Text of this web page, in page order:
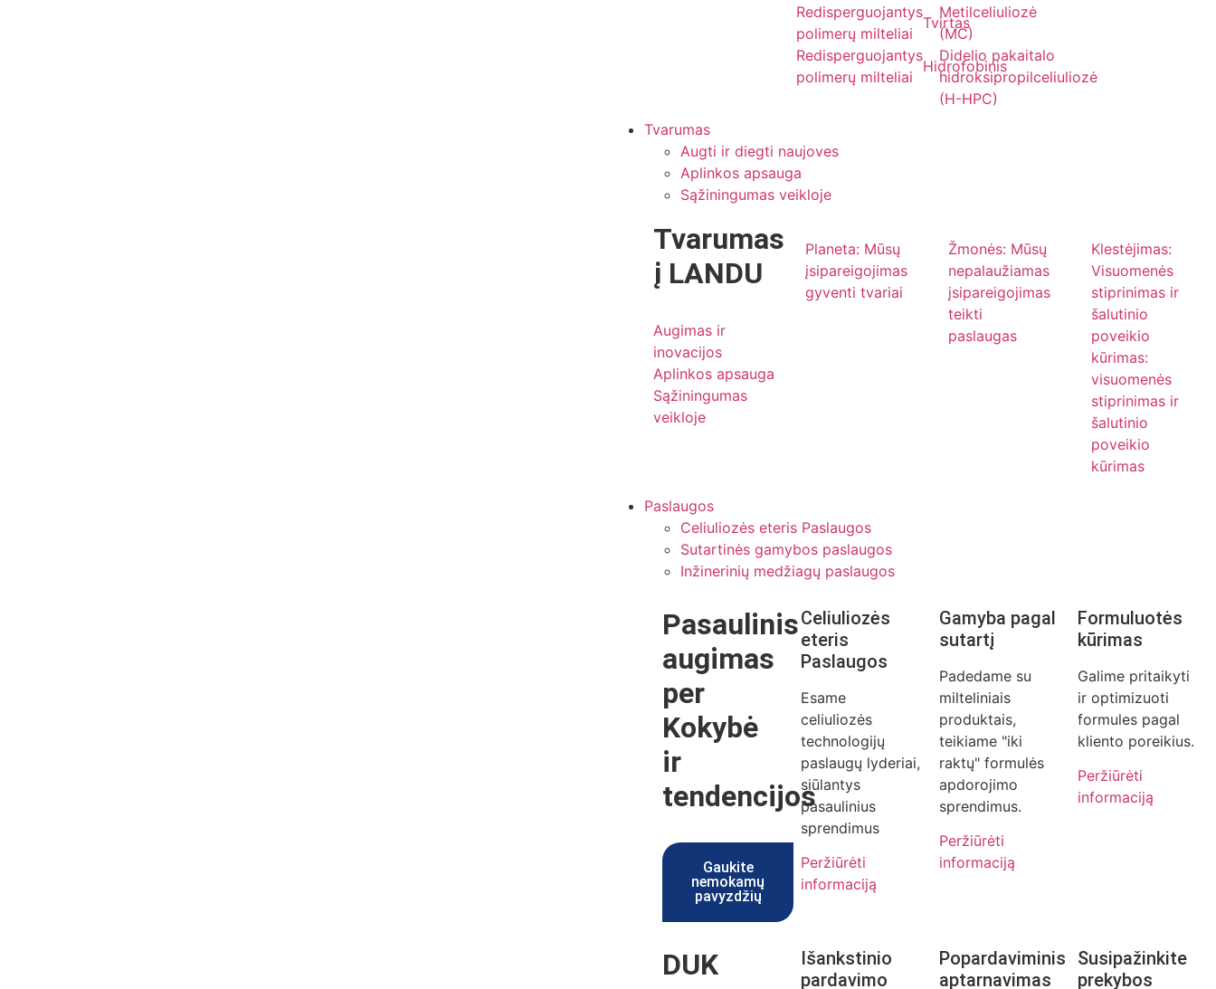
Redisperguojantys
polimerų milteliai
Tvirtas
Redisperguojantys
polimerų milteliai
Hidrofobinis
Metilceliuliozė
(MC)
Didelio pakaitalo
hidroksipropilceliuliozė
(H-HPC)
Tvarumas
Augti ir diegti naujoves
Aplinkos apsauga
Sąžiningumas veikloje
Tvarumas
į LANDU
Augimas ir
inovacijos
Aplinkos apsauga
Sąžiningumas
veikloje
Planeta: Mūsų
įsipareigojimas
gyventi tvariai
Žmonės: Mūsų
nepalaužiamas
įsipareigojimas
teikti
paslaugas
Klestėjimas:
Visuomenės
stiprinimas ir
šalutinio
poveikio
kūrimas:
visuomenės
stiprinimas ir
šalutinio
poveikio
kūrimas
Paslaugos
Celiuliozės eteris Paslaugos
Sutartinės gamybos paslaugos
Inžinerinių medžiagų paslaugos
Pasaulinis
augimas
per
Kokybė
ir
tendencijos
Gaukite
nemokamų
pavyzdžių
Celiuliozės
eteris
Paslaugos
Esame
celiuliozės
technologijų
paslaugų lyderiai,
siūlantys
pasaulinius
sprendimus
Peržiūrėti
informaciją
Gamyba pagal
sutartį
Padedame su
milteliniais
produktais,
teikiame "iki
raktų" formulės
apdorojimo
sprendimus.
Peržiūrėti
informaciją
Formuluotės
kūrimas
Galime pritaikyti
ir optimizuoti
formules pagal
kliento poreikius.
Peržiūrėti
informaciją
DUK
Išankstinio
pardavimo
Popardaviminis
aptarnavimas
Susipažinkite
prekybos